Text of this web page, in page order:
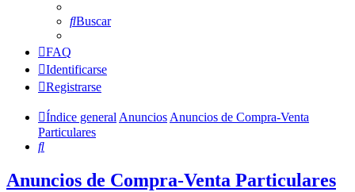
Buscar
FAQ
Identificarse
Registrarse
Índice generalAnunciosAnuncios de Compra-Venta
Particulares
Buscar
Anuncios de Compra-Venta Particulares